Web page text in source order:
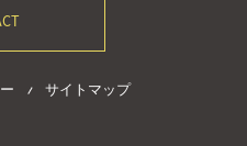
サイトマップ